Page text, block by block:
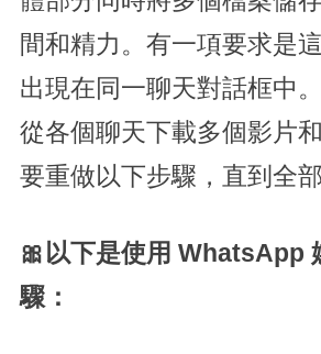
間和精力。有一項要求是
出現在同一聊天對話框中
從各個聊天下載多個影片
要重做以下步驟，直到全部
🎀以下是使用 WhatsApp
驟：